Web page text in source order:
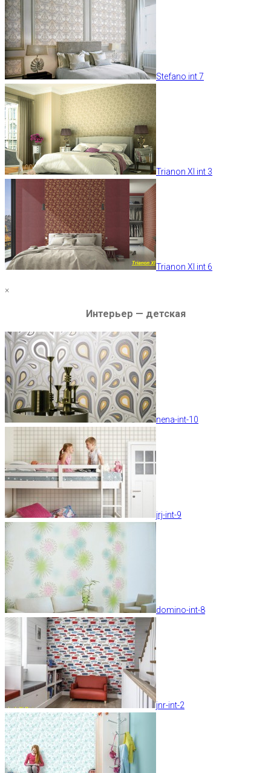
Stefano int 7
Trianon XI int 3
Trianon XI int 6
×
Интерьер — детская
nena-int-10
jrj-int-9
domino-int-8
jnr-int-2